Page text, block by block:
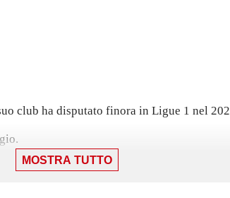
club ha disputato finora in Ligue 1 nel
stagione con l'Eibar.
MOSTRA TUTTO